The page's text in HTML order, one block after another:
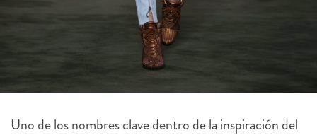
Uno de los nombres clave dentro de la inspiración del